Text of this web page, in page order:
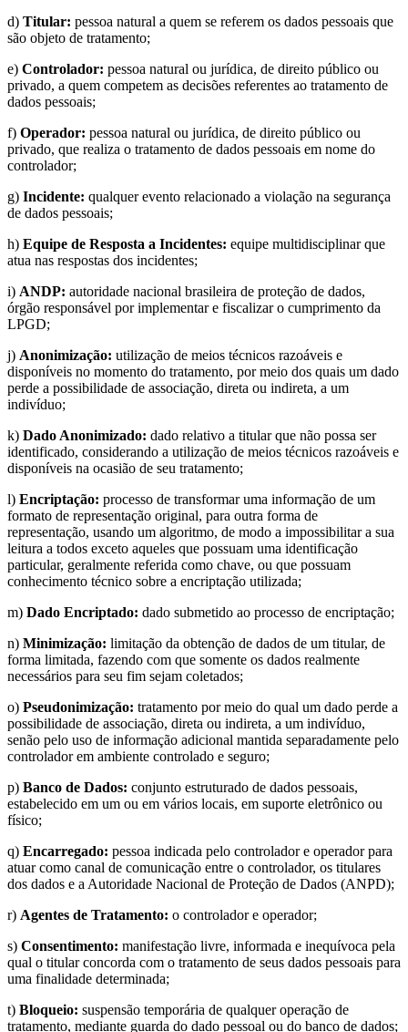
d) Titular: pessoa natural a quem se referem os dados pessoais que
são objeto de tratamento;
e) Controlador: pessoa natural ou jurídica, de direito público ou
privado, a quem competem as decisões referentes ao tratamento de
dados pessoais;
f) Operador: pessoa natural ou jurídica, de direito público ou
privado, que realiza o tratamento de dados pessoais em nome do
controlador;
g) Incidente: qualquer evento relacionado a violação na segurança
de dados pessoais;
h) Equipe de Resposta a Incidentes: equipe multidisciplinar que
atua nas respostas dos incidentes;
i) ANDP: autoridade nacional brasileira de proteção de dados,
órgão responsável por implementar e fiscalizar o cumprimento da
LPGD;
j) Anonimização: utilização de meios técnicos razoáveis e
disponíveis no momento do tratamento, por meio dos quais um dado
perde a possibilidade de associação, direta ou indireta, a um
indivíduo;
k) Dado Anonimizado: dado relativo a titular que não possa ser
identificado, considerando a utilização de meios técnicos razoáveis e
disponíveis na ocasião de seu tratamento;
l) Encriptação: processo de transformar uma informação de um
formato de representação original, para outra forma de
representação, usando um algoritmo, de modo a impossibilitar a sua
leitura a todos exceto aqueles que possuam uma identificação
particular, geralmente referida como chave, ou que possuam
conhecimento técnico sobre a encriptação utilizada;
m) Dado Encriptado: dado submetido ao processo de encriptação;
n) Minimização: limitação da obtenção de dados de um titular, de
forma limitada, fazendo com que somente os dados realmente
necessários para seu fim sejam coletados;
o) Pseudonimização: tratamento por meio do qual um dado perde a
possibilidade de associação, direta ou indireta, a um indivíduo,
senão pelo uso de informação adicional mantida separadamente pelo
controlador em ambiente controlado e seguro;
p) Banco de Dados: conjunto estruturado de dados pessoais,
estabelecido em um ou em vários locais, em suporte eletrônico ou
físico;
q) Encarregado: pessoa indicada pelo controlador e operador para
atuar como canal de comunicação entre o controlador, os titulares
dos dados e a Autoridade Nacional de Proteção de Dados (ANPD);
r) Agentes de Tratamento: o controlador e operador;
s) Consentimento: manifestação livre, informada e inequívoca pela
qual o titular concorda com o tratamento de seus dados pessoais para
uma finalidade determinada;
t) Bloqueio: suspensão temporária de qualquer operação de
tratamento, mediante guarda do dado pessoal ou do banco de dados;